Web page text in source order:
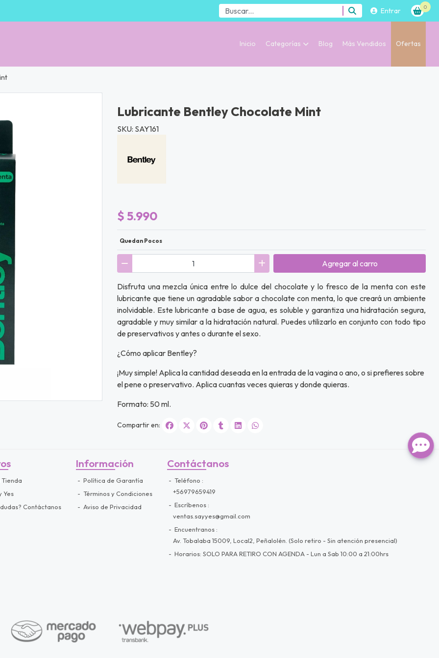
Entrar 0
Inicio Categorías Blog Más Vendidos Ofertas
Lubricante Bentley Chocolate Mint
SKU: SAY161
$ 5.990
Quedan Pocos
Agregaral carro
Disfruta una mezcla única entre lo dulce del chocolate y lo fresco de la menta con este
lubricante que tiene un agradable sabor a chocolate con menta, lo que creará un ambiente
inolvidable. Este lubricante a base de agua, es soluble y garantiza una hidratación segura,
agradable y muy similar a la hidratación natural. Puedes utilizarlo en conjunto con todo tipo
de preservativos y antes o durante el sexo.
¿Cómo aplicar Bentley?
¡Muy simple! Aplica la cantidad deseada en la entrada de la vagina o ano, o si prefieres sobre
el pene o preservativo. Aplica cuantas veces quieras y donde quieras.
Formato: 50 ml.
Compartir en:
Yes
dudas? Contáctanos
Información
Política de Garantía
Términos y Condiciones
Aviso de Privacidad
Contáctanos
Teléfono
+56979659419
Escríbenos
ventas.sayyes@gmail.com
Encuentranos
Av. Tobalaba 15009, Local2, Peñalolén. (Solo retiro - Sin atención presencial)
Horarios: SOLO PARA RETIRO CON AGENDA - Lun a Sab 10:00 a 21:00hrs